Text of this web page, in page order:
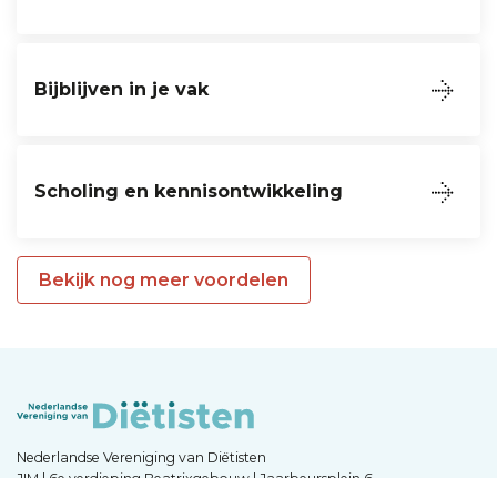
Bijblijven in je vak
Scholing en kennisontwikkeling
Bekijk nog meer voordelen
Nederlandse Vereniging van Diëtisten